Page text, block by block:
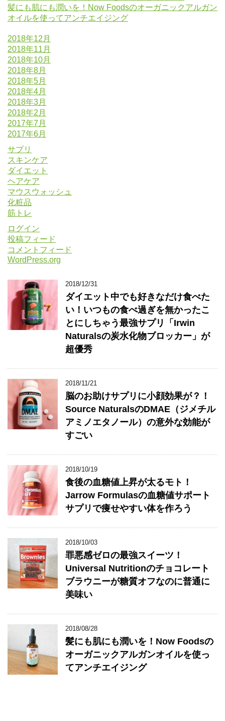
髪にも肌にも潤いを！Now Foodsのオーガニックアルガン
オイルを使ってアンチエイジング
2018年12月
2018年11月
2018年10月
2018年8月
2018年5月
2018年4月
2018年3月
2018年2月
2017年7月
2017年6月
サプリ
スキンケア
ダイエット
ヘアケア
マウスウォッシュ
化粧品
筋トレ
ログイン
投稿フィード
コメントフィード
WordPress.org
2018/12/31
ダイエット中でも好きなだけ食べた
い！いつもの食べ過ぎを無かったこ
とにしちゃう最強サプリ「Irwin
Naturalsの炭水化物ブロッカー」が
超優秀
2018/11/21
脳のお助けサプリに小顔効果が？！
Source NaturalsのDMAE（ジメチル
アミノエタノール）の意外な効能が
すごい
2018/10/19
食後の血糖値上昇が太るモト！
Jarrow Formulasの血糖値サポート
サプリで痩せやすい体を作ろう
2018/10/03
罪悪感ゼロの最強スイーツ！
Universal Nutritionのチョコレート
ブラウニーが糖質オフなのに普通に
美味い
2018/08/28
髪にも肌にも潤いを！Now Foodsの
オーガニックアルガンオイルを使っ
てアンチエイジング